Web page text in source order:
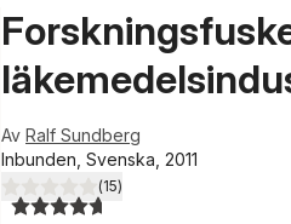
Av Ralf Sundberg
Inbunden, Svenska, 2011
4,7utav 5 stjärnor. Totalt antal röster:
(15)